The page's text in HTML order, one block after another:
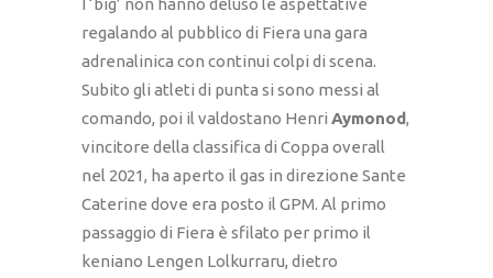
I ‘big’ non hanno deluso le aspettative
regalando al pubblico di Fiera una gara
adrenalinica con continui colpi di scena.
Subito gli atleti di punta si sono messi al
comando, poi il valdostano Henri Aymonod,
vincitore della classifica di Coppa overall
nel 2021, ha aperto il gas in direzione Sante
Caterine dove era posto il GPM. Al primo
passaggio di Fiera è sfilato per primo il
keniano Lengen Lolkurraru, dietro